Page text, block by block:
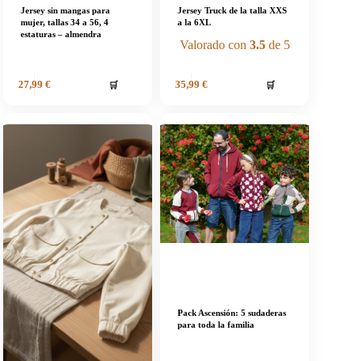
Jersey sin mangas para
mujer, tallas 34 a 56, 4
estaturas – almendra
27,99 € 🛒
Jersey Truck de la talla XXS
a la 6XL
Valorado con 3.5de 5
35,99 € 🛒
Pack Ascensión: 5 sudaderas
para toda la familia